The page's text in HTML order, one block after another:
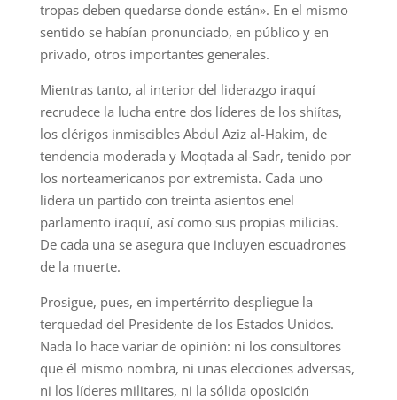
tropas deben quedarse donde están». En el mismo
sentido se habían pronunciado, en público y en
privado, otros importantes generales.
Mientras tanto, al interior del liderazgo iraquí
recrudece la lucha entre dos líderes de los shiítas,
los clérigos inmiscibles Abdul Aziz al-Hakim, de
tendencia moderada y Moqtada al-Sadr, tenido por
los norteamericanos por extremista. Cada uno
lidera un partido con treinta asientos enel
parlamento iraquí, así como sus propias milicias.
De cada una se asegura que incluyen escuadrones
de la muerte.
Prosigue, pues, en impertérrito despliegue la
terquedad del Presidente de los Estados Unidos.
Nada lo hace variar de opinión: ni los consultores
que él mismo nombra, ni unas elecciones adversas,
ni los líderes militares, ni la sólida oposición